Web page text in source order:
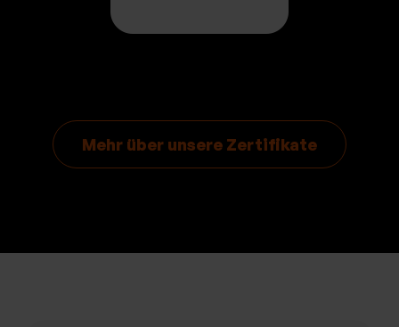
Mehr über unsere Zertifikate